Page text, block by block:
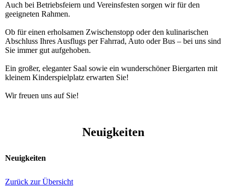
Auch bei Betriebsfeiern und Vereinsfesten sorgen wir für den
geeigneten Rahmen.
Ob für einen erholsamen Zwischen­stopp oder den kuli­narischen
Abschluss Ihres Ausflugs per Fahrrad, Auto oder Bus – bei uns sind
Sie immer gut aufgehoben.
Ein großer, eleganter Saal sowie ein wun­der­schö­ner Biergarten mit
kleinem Kin­der­spiel­platz erwarten Sie!
Wir freuen uns auf Sie!
Neuigkeiten
Neuigkeiten
Zurück zur Übersicht